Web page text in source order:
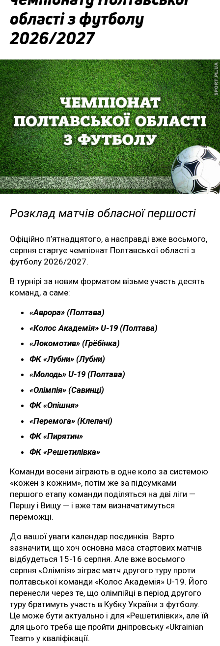
області з футболу
2026/2027
Розклад матчів обласної першості
Офіційно п’ятнадцятого, а насправді вже восьмого,
серпня стартує чемпіонат Полтавської області з
футболу 2026/2027.
В турнірі за новим форматом візьме участь десять
команд, а саме:
«Аврора» (Полтава)
«Колос Академія» U-19 (Полтава)
«Локомотив» (Грёбінка)
ФК «Лубни» (Лубни)
«Молодь» U-19 (Полтава)
«Олімпія» (Савинці)
ФК «Опішня»
«Перемога» (Клепачі)
ФК «Пирятин»
ФК «Решетилівка»
Команди восени зіграють в одне коло за системою
«кожен з кожним», потім же за підсумками
першого етапу команди поділяться на дві ліги —
Першу і Вищу — і вже там визначатимуться
переможці.
До вашої уваги календар поєдинків. Варто
зазначити, що хоч основна маса стартових матчів
відбудеться 15-16 серпня. Але вже восьмого
серпня «Олімпія» зіграє матч другого туру проти
полтавської команди «Колос Академія» U-19. Його
перенесли через те, що олімпійці в період другого
туру братимуть участь в Кубку України з футболу.
Це може бути актуально і для «Решетилівки», але їй
для цього треба ще пройти дніпровську «Ukrainian
Team» у кваліфікації.